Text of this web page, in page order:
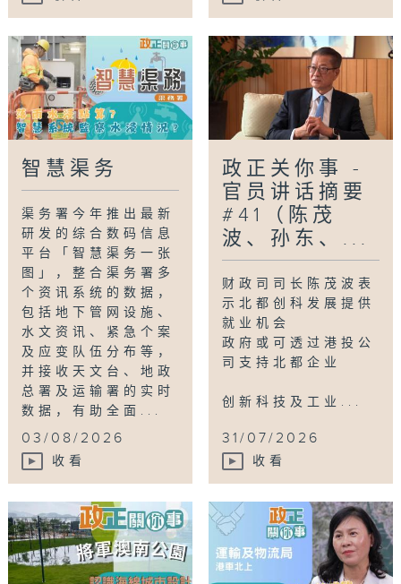
智慧渠务
渠务署今年推出最新
研发的综合数码信息
平台「智慧渠务一张
图」，整合渠务署多
个资讯系统的数据，
包括地下管网设施、
水文资讯、紧急个案
及应变队伍分布等，
并接收天文台、地政
总署及运输署的实时
数据，有助全面...
03/08/2026
收看
政正关你事 -
官员讲话摘要
#41（陈茂
波、孙东、...
财政司司长陈茂波表
示北都创科发展提供
就业机会
政府或可透过港投公
司支持北都企业
创新科技及工业...
31/07/2026
收看